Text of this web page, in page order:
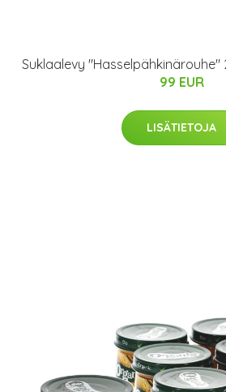
Suklaalevy "Hasselpähkinärouhe"
99 EUR
LISÄTIETOJA